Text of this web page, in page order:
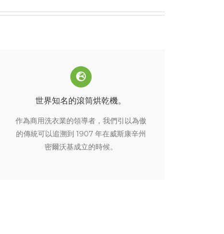
世界知名的滾筒烘乾機。
作為商用洗衣業的領導者，我們引以為傲
的傳統可以追溯到 1907 年在威斯康辛州
密爾沃基成立的時候。